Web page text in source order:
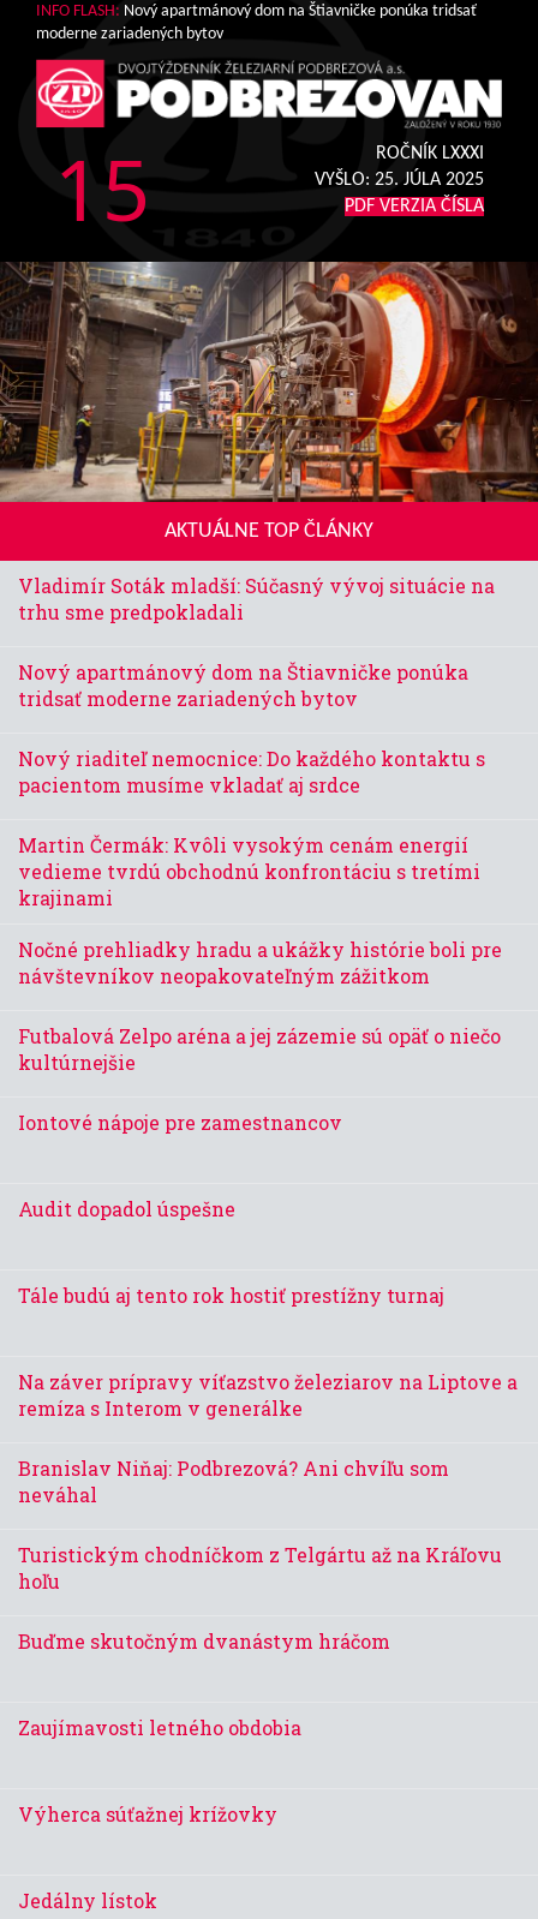
INFO FLASH: Nový apartmánový dom na Štiavničke ponúka tridsať
moderne zariadených bytov
15
ROČNÍK LXXXI
VYŠLO: 25. JÚLA 2025
PDF VERZIA ČÍSLA
AKTUÁLNE TOP ČLÁNKY
Vladimír Soták mladší: Súčasný vývoj situácie na
trhu sme predpokladali
Nový apartmánový dom na Štiavničke ponúka
tridsať moderne zariadených bytov
Nový riaditeľ nemocnice: Do každého kontaktu s
pacientom musíme vkladať aj srdce
Martin Čermák: Kvôli vysokým cenám energií
vedieme tvrdú obchodnú konfrontáciu s tretími
krajinami
Nočné prehliadky hradu a ukážky histórie boli pre
návštevníkov neopakovateľným zážitkom
Futbalová Zelpo aréna a jej zázemie sú opäť o niečo
kultúrnejšie
Iontové nápoje pre zamestnancov
Audit dopadol úspešne
Tále budú aj tento rok hostiť prestížny turnaj
Na záver prípravy víťazstvo železiarov na Liptove a
remíza s Interom v generálke
Branislav Niňaj: Podbrezová? Ani chvíľu som
neváhal
Turistickým chodníčkom z Telgártu až na Kráľovu
hoľu
Buďme skutočným dvanástym hráčom
Zaujímavosti letného obdobia
Výherca súťažnej krížovky
Jedálny lístok